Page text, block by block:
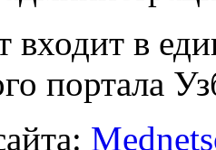
входит в
портала